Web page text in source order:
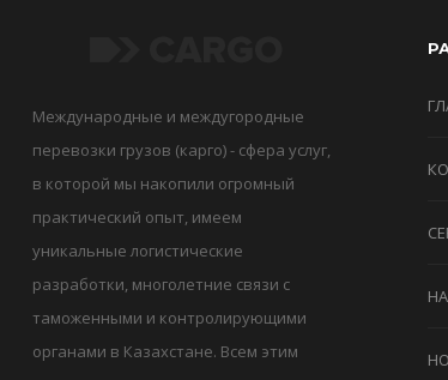
Международные и междугородные
перевозки грузов (карго) - сфера услуг,
в которой мы накопили огромный
практический опыт, имеем
уникальные логистические
разработки, многолетние связи с
таможенными и контролирующими
органами в Казахстане. Всем этим